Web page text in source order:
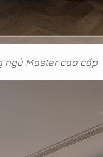
ngủ Master cao cấp